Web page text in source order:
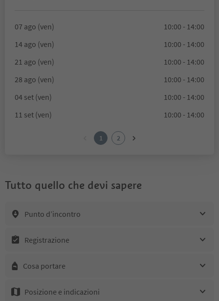
07 ago (ven)
10:00 - 14:00
14 ago (ven)
10:00 - 14:00
21 ago (ven)
10:00 - 14:00
28 ago (ven)
10:00 - 14:00
04 set (ven)
10:00 - 14:00
11 set (ven)
10:00 - 14:00
1 2
Tutto quello che devi sapere
Punto d’incontro
Registrazione
Cosa portare
Posizione e indicazioni